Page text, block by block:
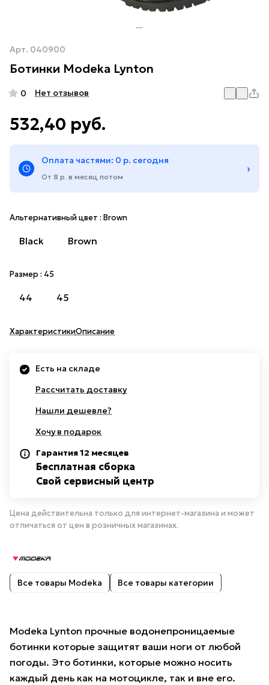
Арт. 040900
Ботинки Modeka Lynton
0 Нет отзывов
532,40 руб.
Оплата частями: 0 р. сегодня
От 8 р. в месяц потом
›
Альтернативный цвет : Brown
Black Brown
Размер : 45
44 45
ХарактеристикиОписание
Есть на складе
Рассчитать доставку
Нашли дешевле?
Хочу в подарок
Гарантия 12 месяцев
Бесплатная сборка
Свой сервисный центр
Цена действительна только для интернет-магазина и может
отличаться от цен в розничных магазинах.
Все товары Modeka Все товары категории
Modeka Lynton прочные водонепроницаемые
ботинки которые защитят ваши ноги от любой
погоды. Это ботинки, которые можно носить
каждый день как на мотоцикле, так и вне его.